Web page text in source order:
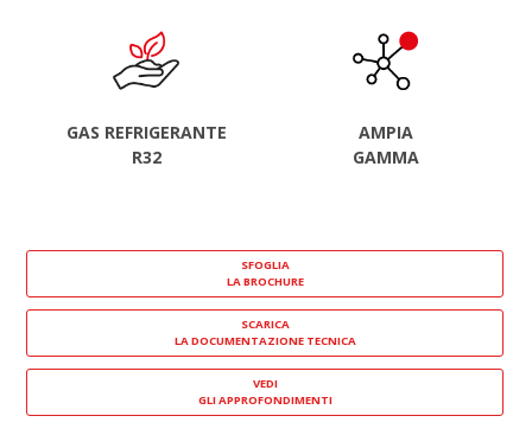
GAS REFRIGERANTE
R32
AMPIA
GAMMA
SFOGLIA
LA BROCHURE
SCARICA
LA DOCUMENTAZIONE TECNICA
VEDI
GLI APPROFONDIMENTI